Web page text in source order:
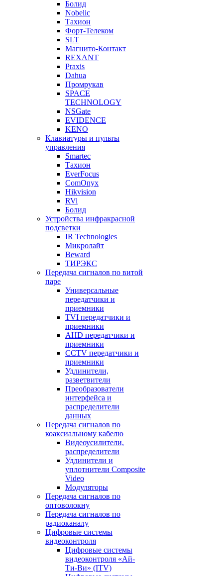
Болид
Nobelic
Тахион
Форт-Телеком
SLT
Магнито-Контакт
REXANT
Praxis
Dahua
Промрукав
SPACE
TECHNOLOGY
NSGate
EVIDENCE
KENO
Клавиатуры и пульты
управления
Smartec
Тахион
EverFocus
ComOnyx
Hikvision
RVi
Болид
Устройства инфракрасной
подсветки
IR Technologies
Микролайт
Beward
ТИРЭКС
Передача сигналов по витой
паре
Универсальные
передатчики и
приемники
TVI передатчики и
приемники
AHD передатчики и
приемники
CCTV передатчики и
приемники
Удлинители,
разветвители
Преобразователи
интерфейса и
распределители
данных
Передача сигналов по
коаксиальному кабелю
Видеоусилители,
распределители
Удлинители и
уплотнители Сomposite
Video
Модуляторы
Передача сигналов по
оптоволокну
Передача сигналов по
радиоканалу
Цифровые системы
видеоконтроля
Цифровые системы
видеоконтроля «Ай-
Ти-Ви» (ITV)